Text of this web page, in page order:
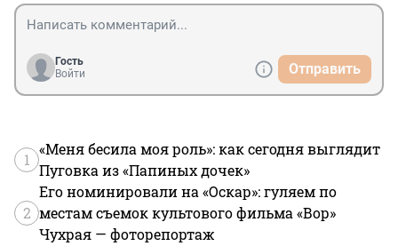
Гость
Войти
Отправить
1
«Меня бесила моя роль»: как сегодня выглядит
Пуговка из «Папиных дочек»
2
Его номинировали на «Оскар»: гуляем по
местам съемок культового фильма «Вор»
Чухрая — фоторепортаж